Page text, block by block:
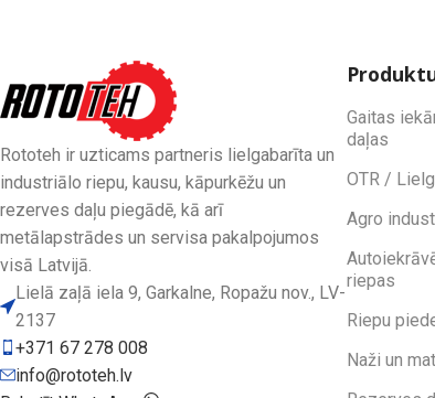
Rototeh ir uzticams partneris lielgabarīta un
industriālo riepu, kausu, kāpurkēžu un
rezerves daļu piegādē, kā arī
metālapstrādes un servisa pakalpojumos
visā Latvijā.
Lielā zaļā iela 9, Garkalne, Ropažu nov., LV-
2137
+371 67 278 008
info@rototeh.lv
Gaitas
daļas
OTR /
Agro
riepas
Riepu
Naži un